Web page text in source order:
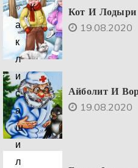
Кот И Лодыри
19.08.2020
Айболит И
19.08.2020
К
а
к
л
и
с
а
ш
и
л